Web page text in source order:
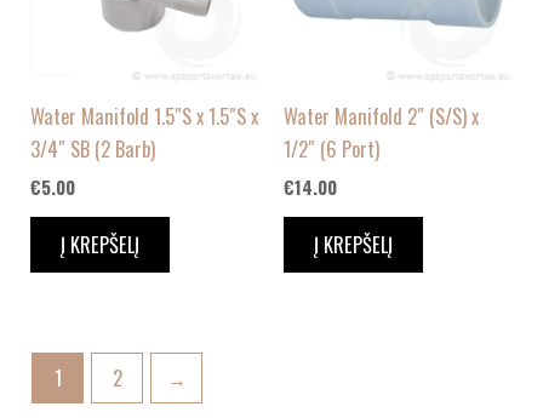
Water Manifold 1.5″S x 1.5″S x
3/4″ SB (2 Barb)
€5.00
Į KREPŠELĮ
Water Manifold 2″ (S/S) x
1/2″ (6 Port)
€14.00
Į KREPŠELĮ
1 2 →